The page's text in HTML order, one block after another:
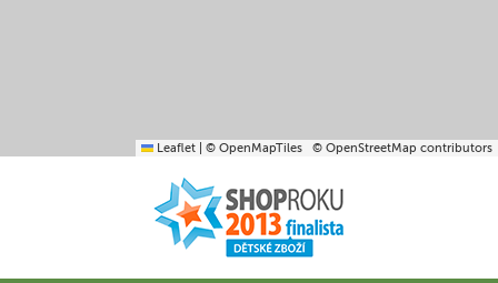
Leaflet © OpenMapTiles © OpenStreetMap contributors